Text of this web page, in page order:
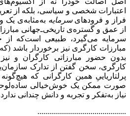
اعتبارات شخصی و سیاسی، بلکه از
فراز و فرودهایسرمایه به‌مثابه‌ی یک
از عمق و گستره‌ی تاریخی‌ـ‌جهانی
سرمایه می‌گیرد، طبیعی است‌که از
مبارزات کارگری نیز برخوردار باشد
بدون حضور مبارزاتی کارگران و
کارگری، سخن گفتن از تدارک
پرلتاریاییِ همین کارگرانی که
صورت ممکن یک خوش‌خیالی
نیاز به‌تفکر و تجربه و دانش چندانی
.............................................